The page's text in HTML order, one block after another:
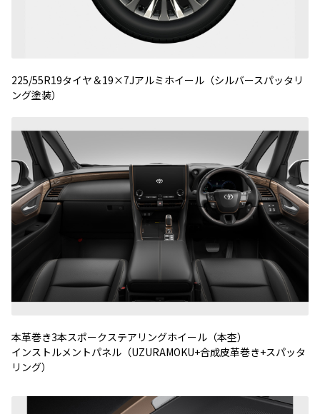
225/55R19タイヤ＆19×7Jアルミホイール（シルバースパッタリ
ング塗装）
本革巻き3本スポークステアリングホイール（本杢）
インストルメントパネル（UZURAMOKU+合成皮革巻き+スパッタ
リング）